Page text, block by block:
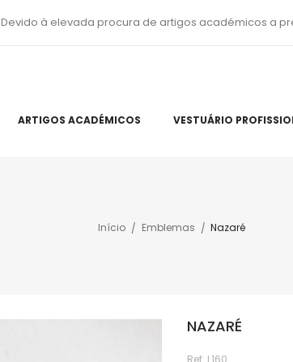
Devido à elevada procura de artigos académicos a
ARTIGOS ACADÉMICOS VESTUÁRIO
Início Emblemas Nazaré
NAZARÉ
Ref: L160